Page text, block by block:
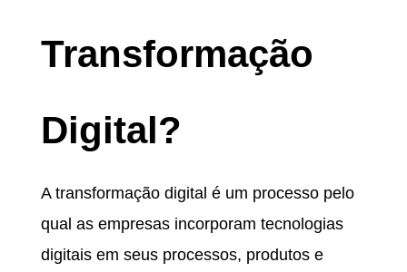
Transformação
Digital?
A transformação digital é um processo pelo
qual as empresas incorporam tecnologias
digitais em seus processos, produtos e